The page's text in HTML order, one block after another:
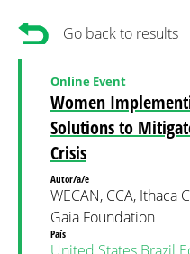
Go back to results
Women
Solutions to
Crisis
Online Event
Autor/a/e
WECAN, CCA, Ithaca
Gaia Foundation
País